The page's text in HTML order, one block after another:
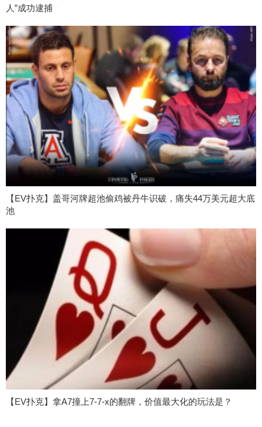
人”成功逮捕
【EV扑克】盖哥河牌超池偷鸡被丹牛识破，痛失44万美元超大底
池
【EV扑克】拿A7撞上7-7-x的翻牌，价值最大化的玩法是？